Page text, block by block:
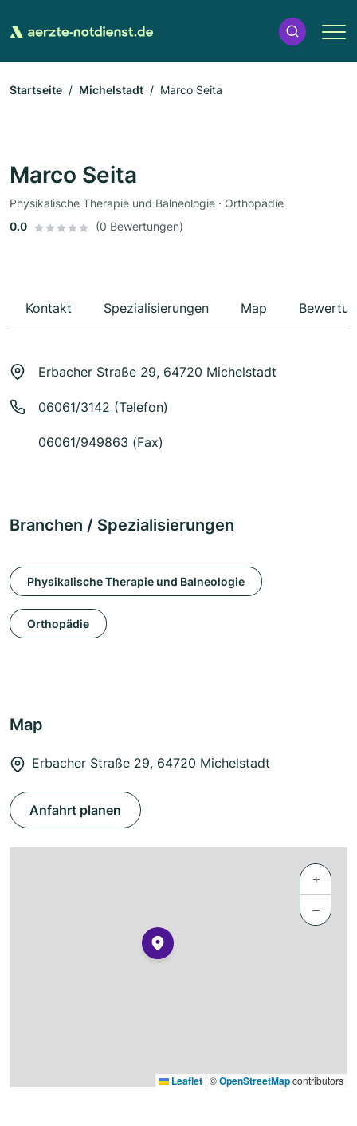
Startseite Michelstadt Marco Seita
Marco Seita
Physikalische Therapie und Balneologie · Orthopädie
0.0
(0 Bewertungen)
Kontakt Spezialisierungen Map
Erbacher Straße 29, 64720 Michelstadt
06061/3142 (Telefon)
06061/949863 (Fax)
Branchen / Spezialisierungen
Physikalische Therapie und Balneologie
Orthopädie
Map
Erbacher Straße 29, 64720 Michelstadt
Anfahrt planen
+
−
Leaflet | ©OpenStreetMapcontributors